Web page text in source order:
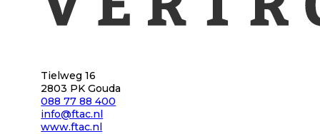
Tielweg 16
2803 PK Gouda
088 77 88 400
info@ftac.nl
www.ftac.nl